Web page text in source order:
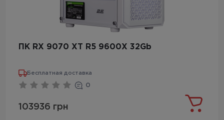
ПК RX 9070 XT R5 9600X 32Gb
Бесплатная доставка
0
103936 грн